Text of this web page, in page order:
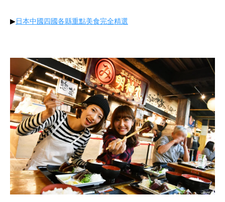
▶︎ 日本中國四國各縣重點美食完全精選